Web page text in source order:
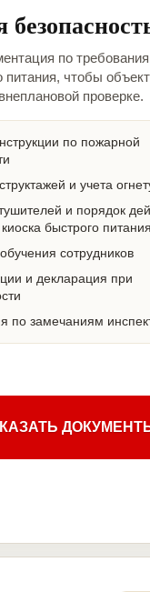
по
питания, чтобы
проверке.
по пожарной
и учета
и порядок
быстрого питания
сотрудников
и декларация при
по замечаниям